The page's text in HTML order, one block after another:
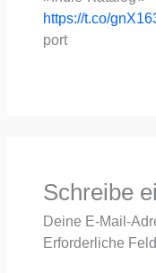
https://t.co/
port
Schreibe
Deine E-Mail-
Erforderliche